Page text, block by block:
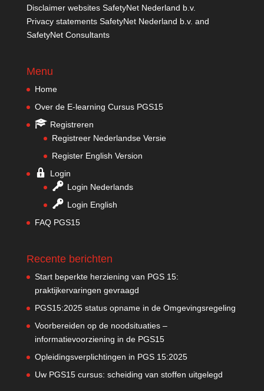
Disclaimer websites SafetyNet Nederland b.v.
Privacy statements SafetyNet Nederland b.v. and
SafetyNet Consultants
Menu
Home
Over de E-learning Cursus PGS15
Registreren
Registreer Nederlandse Versie
Register English Version
Login
Login Nederlands
Login English
FAQ PGS15
Recente berichten
Start beperkte herziening van PGS 15:
praktijkervaringen gevraagd
PGS15:2025 status opname in de Omgevingsregeling
Voorbereiden op de noodsituaties –
informatievoorziening in de PGS15
Opleidingsverplichtingen in PGS 15:2025
Uw PGS15 cursus: scheiding van stoffen uitgelegd